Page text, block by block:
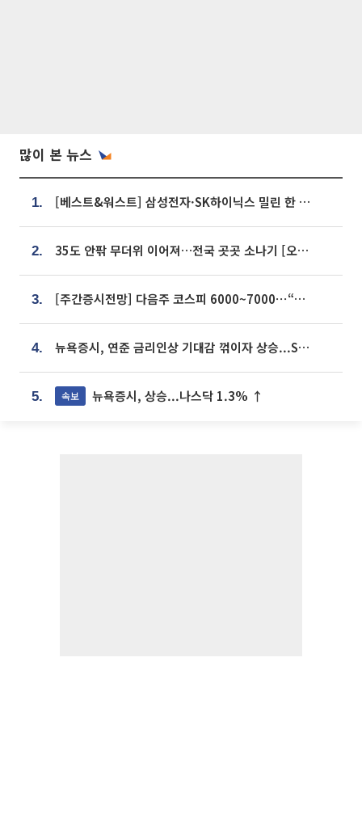
많이 본 뉴스
1. [베스트&워스트] 삼성전자·SK하이닉스 밀린 한 주…상상인증권은 85% 급등
2. 35도 안팎 무더위 이어져…전국 곳곳 소나기 [오늘 날씨]
3. [주간증시전망] 다음주 코스피 6000~7000⋯“外人 수급은 정책이 변수”
4. 뉴욕증시, 연준 금리인상 기대감 꺾이자 상승...S&P500 사상 최고치 [종합]
5. 속보 뉴욕증시, 상승...나스닥 1.3% ↑